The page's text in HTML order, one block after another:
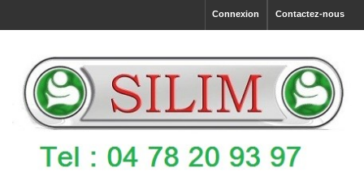
Contactez-nous
Connexion